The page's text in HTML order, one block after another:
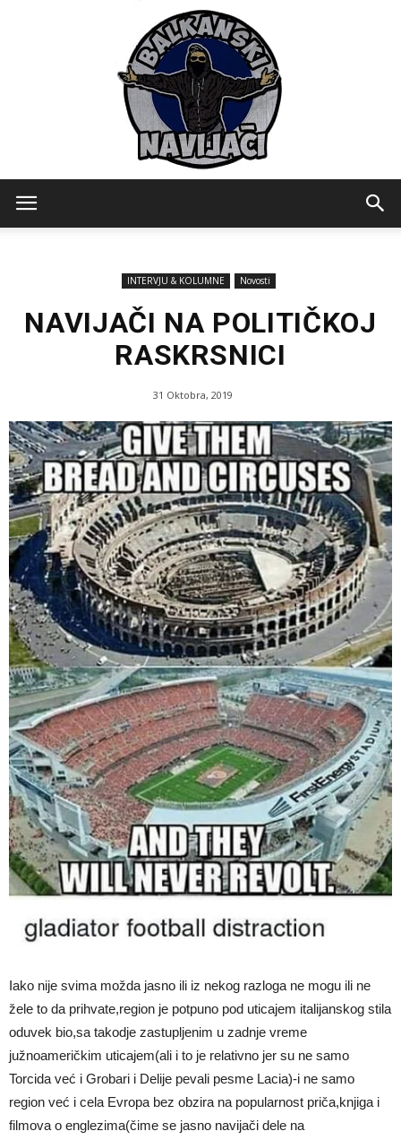
INTERVJU & KOLUMNE Novosti
NAVIJAČI NA POLITIČKOJ
RASKRSNICI
31 Oktobra, 2019
Iako nije svima možda jasno ili iz nekog razloga ne mogu ili ne
žele to da prihvate,region je potpuno pod uticajem italijanskog stila
oduvek bio,sa takodje zastupljenim u zadnje vreme
južnoameričkim uticajem(ali i to je relativno jer su ne samo
Torcida već i Grobari i Delije pevali pesme Lacia)-i ne samo
region već i cela Evropa bez obzira na popularnost priča,knjiga i
filmova o englezima(čime se jasno navijači dele na